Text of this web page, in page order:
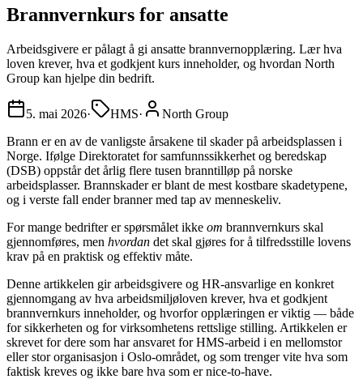
Brannvernkurs for ansatte
Arbeidsgivere er pålagt å gi ansatte brannvernopplæring. Lær hva
loven krever, hva et godkjent kurs inneholder, og hvordan North
Group kan hjelpe din bedrift.
5. mai 2026· HMS·
North Group
Brann er en av de vanligste årsakene til skader på arbeidsplassen i
Norge. Ifølge Direktoratet for samfunnssikkerhet og beredskap
(DSB) oppstår det årlig flere tusen branntilløp på norske
arbeidsplasser. Brannskader er blant de mest kostbare skadetypene,
og i verste fall ender branner med tap av menneskeliv.
For mange bedrifter er spørsmålet ikke om brannvernkurs skal
gjennomføres, men hvordan det skal gjøres for å tilfredsstille lovens
krav på en praktisk og effektiv måte.
Denne artikkelen gir arbeidsgivere og HR-ansvarlige en konkret
gjennomgang av hva arbeidsmiljøloven krever, hva et godkjent
brannvernkurs inneholder, og hvorfor opplæringen er viktig — både
for sikkerheten og for virksomhetens rettslige stilling. Artikkelen er
skrevet for dere som har ansvaret for HMS-arbeid i en mellomstor
eller stor organisasjon i Oslo-området, og som trenger vite hva som
faktisk kreves og ikke bare hva som er nice-to-have.